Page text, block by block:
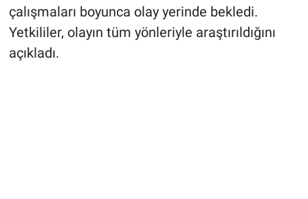
çalışmaları boyunca olay yerinde bekledi.
Yetkililer, olayın tüm yönleriyle araştırıldığını
açıkladı.